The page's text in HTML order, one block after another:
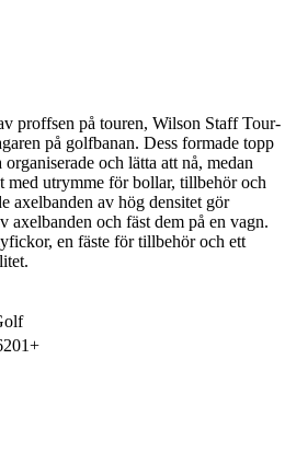
proffsen på touren, Wilson Staff Tour-
på golfbanan. Dess formade topp
och lätta att nå, medan
utrymme för bollar, tillbehör och
axelbanden av hög densitet gör
axelbanden och fäst dem på en vagn.
en fäste för tillbehör och ett